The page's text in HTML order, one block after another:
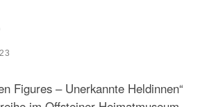
Figures – Unerkannte Heldinnen“